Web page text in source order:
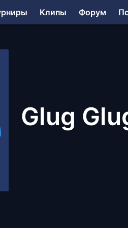
Клипы Форум
Glug